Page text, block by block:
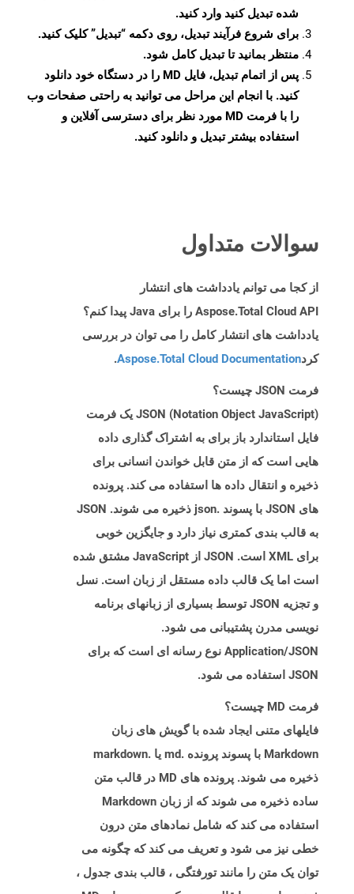
شده تبدیل کنید وارد کنید.
برای شروع فرآیند تبدیل، روی دکمه “تبدیل” کلیک کنید.
منتظر بمانید تا تبدیل کامل شود.
پس از اتمام تبدیل، فایل MD را در دستگاه خود دانلود
کنید. با انجام این مراحل می توانید به راحتی صفحات وب
را با فرمت MD مورد نظر برای دسترسی آفلاین و
استفاده بیشتر تبدیل و دانلود کنید.
سوالات متداول
از کجا می توانم یادداشت های انتشار
Aspose.Total Cloud API را برای Java پیدا کنم؟
یادداشت های انتشار کامل را می توان در بررسی
کردAspose.Total Cloud Documentation
.
فرمت JSON چیست؟
JSON (Notation Object JavaScript) یک فرمت
فایل استاندارد باز برای به اشتراک گذاری داده
هایی است که از متن قابل خواندن انسانی برای
ذخیره و انتقال داده ها استفاده می کند. پرونده
های JSON با پسوند .json ذخیره می شوند. JSON
به قالب بندی کمتری نیاز دارد و جایگزین خوبی
برای XML است. JSON از JavaScript مشتق شده
است اما یک قالب داده مستقل از زبان است. نسل
و تجزیه JSON توسط بسیاری از زبانهای برنامه
نویسی مدرن پشتیبانی می شود.
Application/JSON نوع رسانه ای است که برای
JSON استفاده می شود.
فرمت MD چیست؟
فایلهای متنی ایجاد شده با گویش های زبان
Markdown با پسوند پرونده .md یا .markdown
ذخیره می شوند. پرونده های MD در قالب متن
ساده ذخیره می شوند که از زبان Markdown
استفاده می کند که شامل نمادهای متن درون
خطی نیز می شود و تعریف می کند که چگونه می
توان یک متن را مانند تورفتگی ، قالب بندی جدول ،